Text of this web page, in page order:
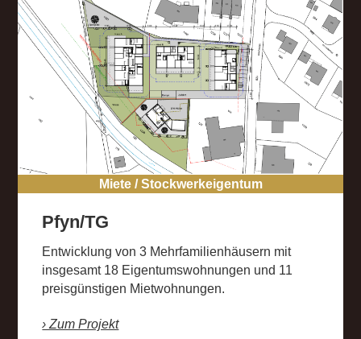
Miete / Stockwerkeigentum
Pfyn/TG
Entwicklung von 3 Mehrfamilienhäusern mit
insgesamt 18 Eigentumswohnungen und 11
preisgünstigen Mietwohnungen.
› Zum Projekt